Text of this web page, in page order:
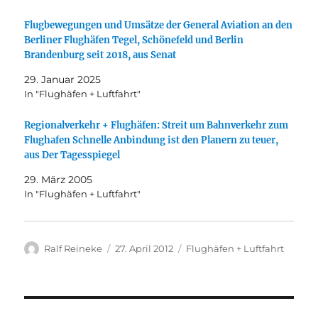
Flugbewegungen und Umsätze der General Aviation an den
Berliner Flughäfen Tegel, Schönefeld und Berlin
Brandenburg seit 2018, aus Senat
29. Januar 2025
In "Flughäfen + Luftfahrt"
Regionalverkehr + Flughäfen: Streit um Bahnverkehr zum
Flughafen Schnelle Anbindung ist den Planern zu teuer,
aus Der Tagesspiegel
29. März 2005
In "Flughäfen + Luftfahrt"
Autor
Ralf Reineke
Veröffentlicht
27. April 2012 Kategorien
Flughäfen + Luftfahrt